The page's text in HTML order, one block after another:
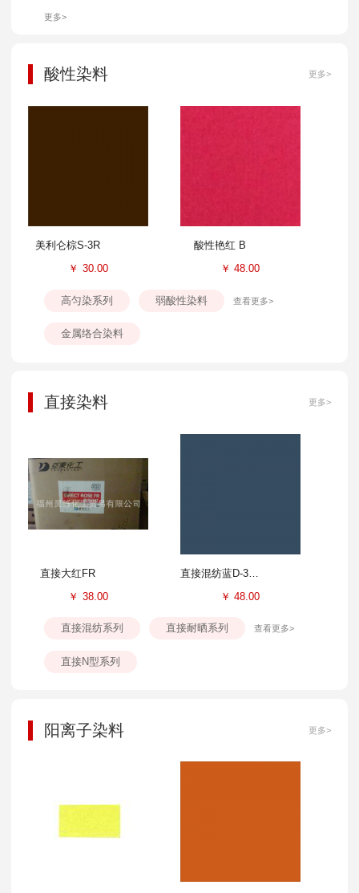
更多>
酸性染料 更多>
美利仑棕S-3R
￥ 30.00
酸性艳红 B
￥ 48.00
高匀染系列 弱酸性染料
金属络合染料
查看更多>
直接染料 更多>
直接大红FR
￥ 38.00
直接混纺蓝D-3GL
￥ 48.00
直接混纺系列 直接耐晒系列
直接N型系列
查看更多>
阳离子染料 更多>